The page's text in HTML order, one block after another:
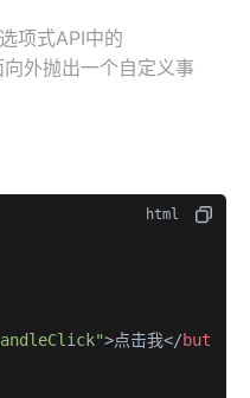
项式API中的
外抛出一个自定义事
>点击我</button